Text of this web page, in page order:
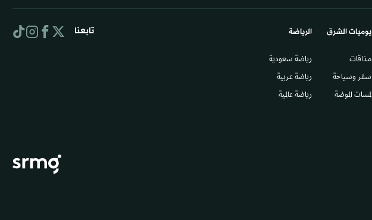
يوميات الشرق​
مذاقات
سفر وسياحة
لمسات الموضة
الرياضة
رياضة سعودية
رياضة عربية
رياضة عالمية
تابعنا